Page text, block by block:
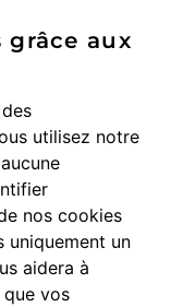
aux
utilisez notre
nos cookies
uniquement un
aidera à
que vos